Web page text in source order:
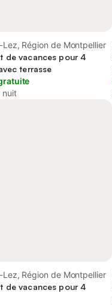
Lez, Région de Montpellier
de vacances pour 4
terrasse
nuit
Lez, Région de Montpellier
de vacances pour 4